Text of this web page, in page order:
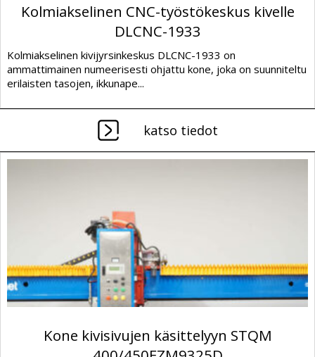
Kolmiakselinen CNC-työstökeskus kivelle
DLCNC-1933
Kolmiakselinen kivijyrsinkeskus DLCNC-1933 on
ammattimainen numeerisesti ohjattu kone, joka on suunniteltu
erilaisten tasojen, ikkunape...
katso tiedot
Kone kivisivujen käsittelyyn STQM